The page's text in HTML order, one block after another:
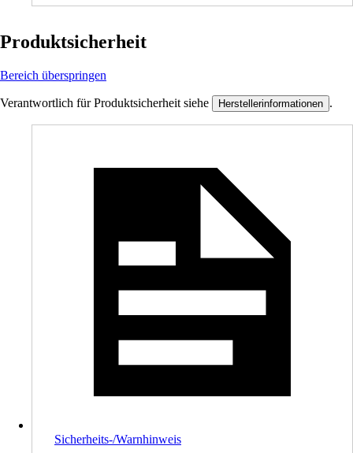
Produktsicherheit
Bereich überspringen
Verantwortlich für Produktsicherheit siehe Herstellerinformationen .
Sicherheits-/Warnhinweis